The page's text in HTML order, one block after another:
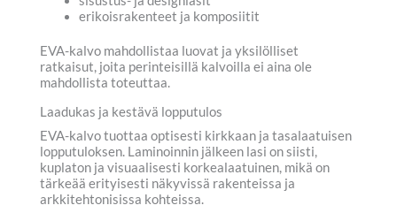
erikoisrakenteet ja komposiitit
EVA-kalvo mahdollistaa luovat ja yksilölliset
ratkaisut, joita perinteisillä kalvoilla ei aina ole
mahdollista toteuttaa.
Laadukas ja kestävä lopputulos
EVA-kalvo tuottaa optisesti kirkkaan ja tasalaatuisen
lopputuloksen. Laminoinnin jälkeen lasi on siisti,
kuplaton ja visuaalisesti korkealaatuinen, mikä on
tärkeää erityisesti näkyvissä rakenteissa ja
arkkitehtonisissa kohteissa.